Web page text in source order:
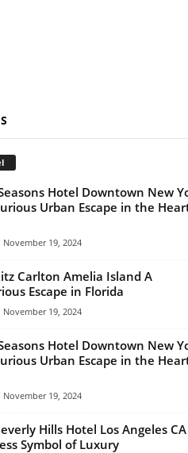
Hotel Downtown New
Urban Escape in the
November 19, 2024
Carlton Amelia Island A
Escape in Florida
November 19, 2024
Hotel Downtown New
Urban Escape in the
November 19, 2024
Hills Hotel Los Angeles
Symbol of Luxury